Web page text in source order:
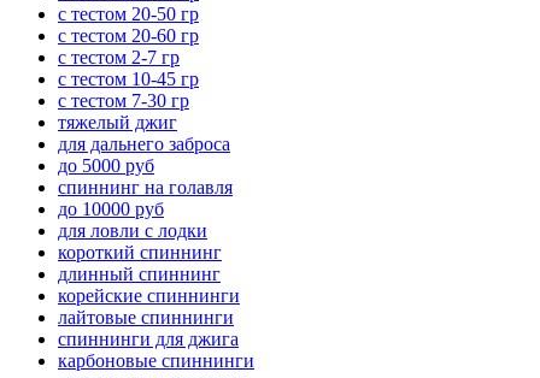
с тестом 20-50 гр
с тестом 20-60 гр
с тестом 2-7 гр
с тестом 10-45 гр
с тестом 7-30 гр
тяжелый джиг
для дальнего заброса
до 5000 руб
спиннинг на голавля
до 10000 руб
для ловли с лодки
короткий спиннинг
длинный спиннинг
корейские спиннинги
лайтовые спиннинги
спиннинги для джига
карбоновые спиннинги